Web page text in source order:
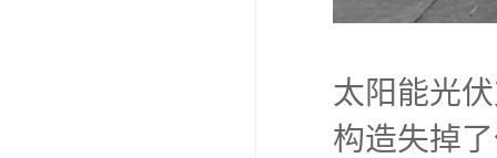
太阳能光
构造失掉